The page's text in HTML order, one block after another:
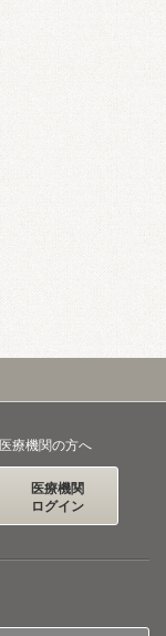
医療機関の方へ
医療機関
ログイン